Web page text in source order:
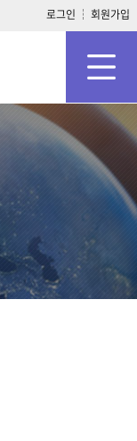
로그인 회원가입